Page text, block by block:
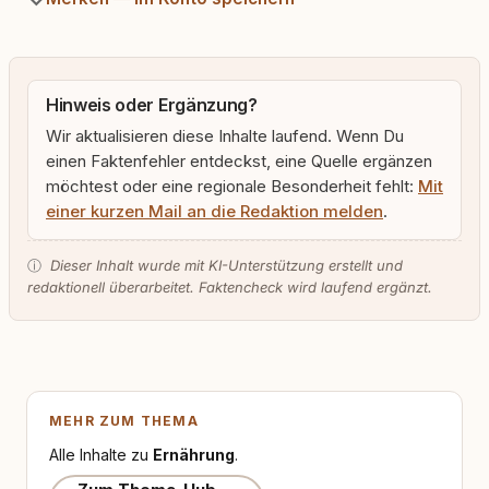
Hinweis oder Ergänzung?
Wir aktualisieren diese Inhalte laufend. Wenn Du
einen Faktenfehler entdeckst, eine Quelle ergänzen
möchtest oder eine regionale Besonderheit fehlt: Mit
einer kurzen Mail an die Redaktion melden.
ⓘ Dieser Inhalt wurde mit KI-Unterstützung erstellt und
redaktionell überarbeitet. Faktencheck wird laufend ergänzt.
MEHR ZUM THEMA
Alle Inhalte zu Ernährung.